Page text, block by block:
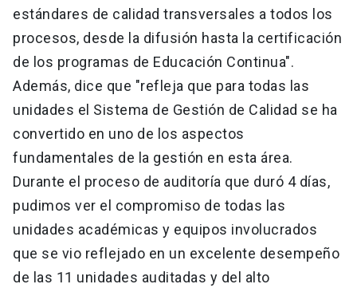
estándares de calidad transversales a todos los
procesos, desde la difusión hasta la certificación
de los programas de Educación Continua".
Además, dice que "refleja que para todas las
unidades el Sistema de Gestión de Calidad se ha
convertido en uno de los aspectos
fundamentales de la gestión en esta área.
Durante el proceso de auditoría que duró 4 días,
pudimos ver el compromiso de todas las
unidades académicas y equipos involucrados
que se vio reflejado en un excelente desempeño
de las 11 unidades auditadas y del alto